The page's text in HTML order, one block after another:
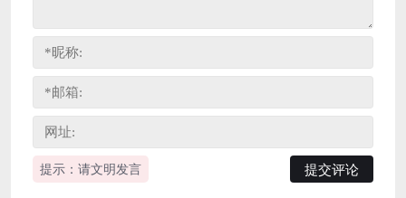
提示：请文明发言